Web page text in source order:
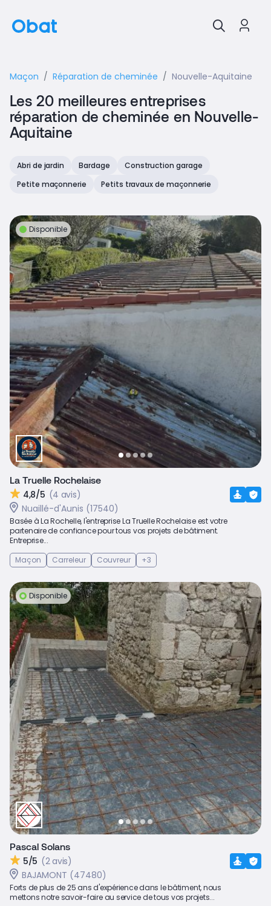
Maçon Réparation de cheminée Nouvelle-Aquitaine
Les 20 meilleures entreprises
réparation de cheminée en Nouvelle-
Aquitaine
Abri de jardin Bardage
Construction garage
Petite maçonnerie
Petits travaux de maçonnerie
Disponible
La Truelle Rochelaise
4,8/5 (4 avis)
Nuaillé-d'Aunis (17540)
Basée à La Rochelle, l'entreprise La Truelle Rochelaise est votre
partenaire de confiance pour tous vos projets de bâtiment.
Entreprise...
Maçon
Carreleur Couvreur +3
Disponible
Pascal Solans
5/5 (2 avis)
BAJAMONT (47480)
Forts de plus de 25 ans d'expérience dans le bâtiment, nous
mettons notre savoir-faire au service de tous vos projets...